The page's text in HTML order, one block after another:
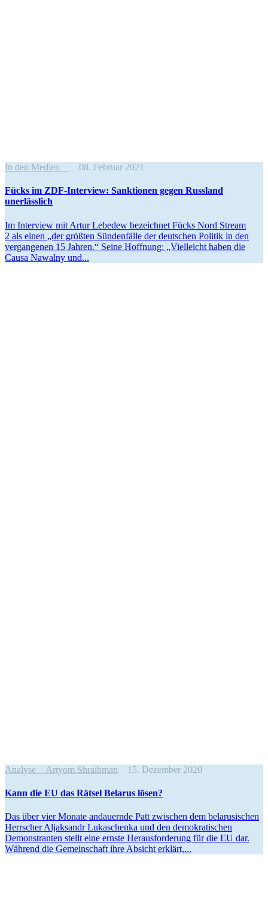
In den Medien 08. Februar 2021
Fücks im ZDF-Interview: Sanktionen gegen Russland
unerlässlich
Im Interview mit Artur Lebedew bezeichnet Fücks Nord Stream
2 als einen „der größten Sünden­fälle der deutschen Politik in den
vergan­genen 15 Jahren.“ Seine Hoffnung: „Vielleicht haben die
Causa Nawalny und...
Analyse Artyom Shraibman 15. Dezember 2020
Kann die EU das Rätsel Belarus lösen?
Das über vier Monate andau­ernde Patt zwischen dem belaru­si­schen
Herrscher Aljaksandr Lukaschenka und den demokra­ti­schen
Demons­tranten stellt eine ernste Heraus­for­derung für die EU dar.
Während die Gemein­schaft ihre Absicht erklärt,...